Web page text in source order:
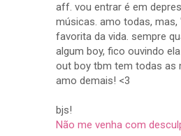
aff. vou entrar é em
músicas. amo todas,
favorita da vida. sempre
algum boy, fico ouvindo
out boy tbm tem todas as
amo demais! <3
bjs!
Não me venha com